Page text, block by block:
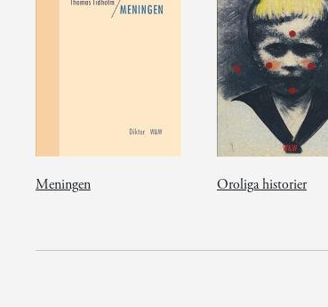
Meningen Oroliga historier